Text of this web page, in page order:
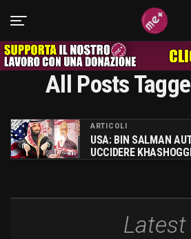
All Posts
ARTICOLI
USA: BIN SALMAN
UCCIDERE
Latest